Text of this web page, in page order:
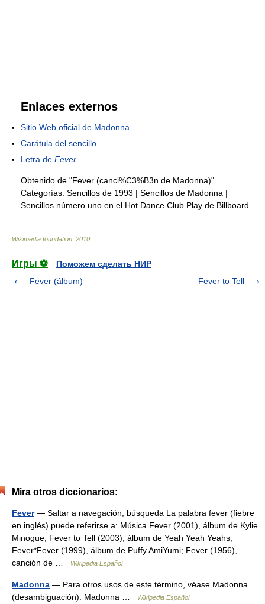
Enlaces externos
Sitio Web oficial de Madonna
Carátula del sencillo
Letra de Fever
Obtenido de "Fever (canci%C3%B3n de Madonna)"
Categorías: Sencillos de 1993 | Sencillos de Madonna |
Sencillos número uno en el Hot Dance Club Play de Billboard
Wikimedia foundation 2010
Игры ⚽
Поможем сделать НИР
Fever (álbum)
Fever to Tell
Mira otros diccionarios:
Fever— Saltar a navegación, búsqueda La palabra fever (fiebre
en inglés) puede referirse a: Música Fever (2001), álbum de Kylie
Minogue; Fever to Tell (2003), álbum de Yeah Yeah Yeahs;
Fever*Fever (1999), álbum de Puffy AmiYumi; Fever (1956),
canción de …
Wikipedia Español
Madonna — Para otros usos de este término, véase Madonna
(desambiguación). Madonna …
Wikipedia Español